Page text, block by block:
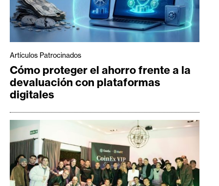
Artículos Patrocinados
Cómo proteger el ahorro frente a la
devaluación con plataformas
digitales